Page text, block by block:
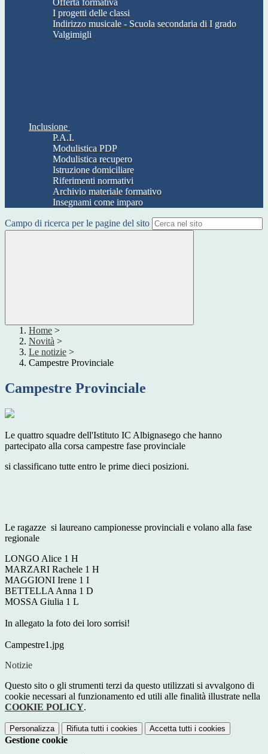
Offerta formativa
I progetti delle classi
Indirizzo musicale - Scuola secondaria di I grado
Valgimigli
Inclusione
P.A.I.
Modulistica PDP
Modulistica recupero
Istruzione domiciliare
Riferimenti normativi
Archivio materiale formativo
Insegnami come imparo
Campo di ricerca per le pagine del sito
Home >
Novità >
Le notizie >
Campestre Provinciale
Campestre Provinciale
Le quattro squadre dell'Istituto IC Albignasego che hanno
partecipato alla corsa campestre fase provinciale
si classificano tutte entro le prime dieci posizioni.
Le ragazze si laureano campionesse provinciali e volano alla fase
regionale
LONGO Alice 1 H
MARZARI Rachele 1 H
MAGGIONI Irene 1 I
BETTELLA Anna 1 D
MOSSA Giulia 1 L
In allegato la foto dei loro sorrisi!
Campestre1.jpg
Notizie
Questo sito o gli strumenti terzi da questo utilizzati si avvalgono di
cookie necessari al funzionamento ed utili alle finalità illustrate nella
COOKIE POLICY.
Personalizza Rifiuta tutti i cookies Accetta tutti i cookies
Gestione cookie